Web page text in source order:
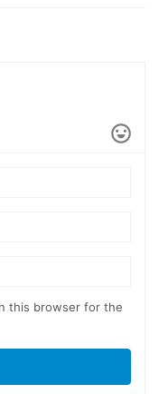
this browser for the